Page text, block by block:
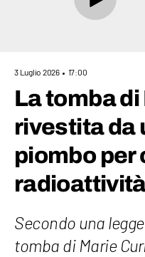
3 Luglio 2026 17:00
La tomba
rivestita da
piombo per
Secondo una
tomba di Marie